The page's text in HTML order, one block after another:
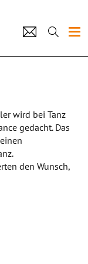
wird bei Tanz
gedacht. Das
den Wunsch,
ist, mit
weil er Raum für
lässt
Entstehen